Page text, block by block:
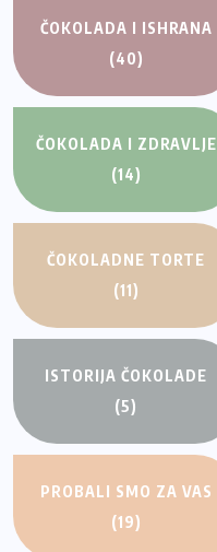
ČOKOLADA I ISHRANA
(40)
ČOKOLADA I ZDRAVLJE
(14)
ČOKOLADNE TORTE
(11)
ISTORIJA ČOKOLADE
(5)
PROBALI SMO ZA VAS
(19)